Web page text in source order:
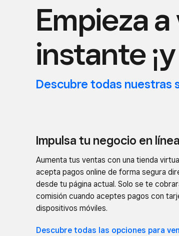
Empieza
instante
Descubre todas nuestras
Impulsa tu negocio en línea
Aumenta tus ventas con una tienda
acepta pagos online de forma segura
desde tu página actual. Solo se te
comisión cuando aceptes pagos con
dispositivos móviles.
Descubre todas las opciones para